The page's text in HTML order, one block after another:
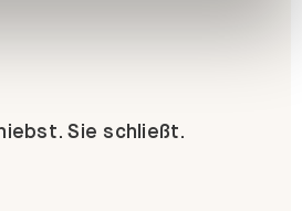
Sie schließt.